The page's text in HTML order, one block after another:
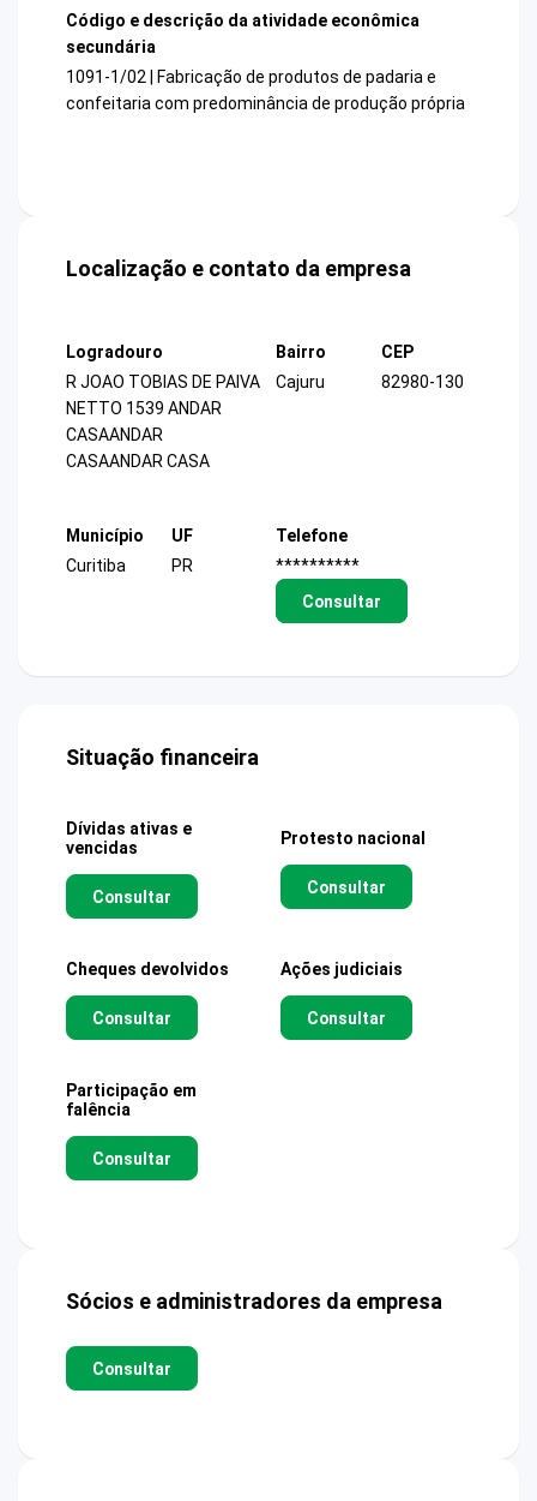
Código e descrição da atividade econômica
secundária
1091-1/02 | Fabricação de produtos de padaria e
confeitaria com predominância de produção própria
Localização e contato da empresa
Logradouro
R JOAO TOBIAS DE PAIVA
NETTO 1539 ANDAR
CASAANDAR
CASAANDAR CASA
Bairro
Cajuru
CEP
82980-130
Município
Curitiba
UF
PR
Telefone
**********
Consultar
Situação financeira
Dívidas ativas e
vencidas
Consultar
Protesto nacional
Consultar
Cheques devolvidos
Consultar
Ações judiciais
Consultar
Participação em
falência
Consultar
Sócios e administradores da empresa
Consultar